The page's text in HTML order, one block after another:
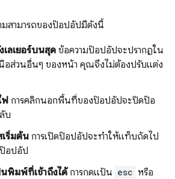
มสามารถของป๊อปอัปมีดังนี้
เลเยอร์บนสุด ข้อความป๊อปอัปจะปรากฏใน
อส่วนอื่นๆ ของหน้า คุณจึงไม่ต้องปรับแต่ง
ฟ การคลิกนอกพื้นที่ของป๊อปอัปจะปิดป๊อ
บ
เริ่มต้น การเปิดป๊อปอัปจะทำให้แท็บถัดไป
อปอัป
นพิมพ์ที่เข้าถึงได้การกดแป้น esc หรือ